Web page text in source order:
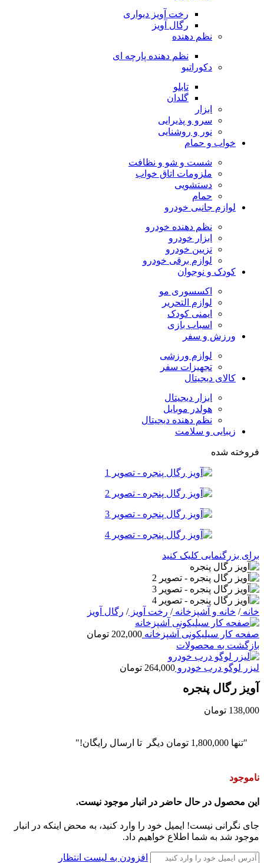
رخت آویز دیواری
رگال آویز
نظم دهنده
نظم دهنده پارچه ای
دکوراتیو
تابلو
گلدان
ابزار
سرو و پذیرایی
نور و روشنایی
خواب و حمام
شست و شو و نظافت
ملزومات اتاق خواب
دستشویی
حمام
لوازم جانبی خودرو
نظم دهنده خودرو
ابزار خودرو
تزیین خودرو
لوازم برقی خودرو
کودک و نوجوان
اکسسوری مو
لوازم التحریر
ایمنی کودک
اسباب بازی
ورزش و سفر
لوازم ورزشی
تجهیزات سفر
کالای دیجیتال
ابزار دیجیتال
هولدر موبایل
نظم دهنده دیجیتال
زیبایی و سلامت
فروخته شده
برای بزرگنمایی کلیک کنید
خانه/ خانه و آشپزخانه/ رخت آویز/ رگال آویز
صفحه کار سیلیکونی آشپزخانه 202,000 تومان
بازگشت به محصولات
لیزر لوگو درب خودرو 264,000 تومان
آویز رگال پنجره
138,000 تومان
"تنها 1,800,000 تومان دیگر تا ارسال رایگان!"
ناموجود
این محصول در حال حاضر در انبار موجود نیست.
جای نگرانی نیست! ایمیل خود را وارد کنید، به محض اینکه در انبار
موجود شد به شما اطلاع خواهیم داد.
افزودن به لیست انتظار